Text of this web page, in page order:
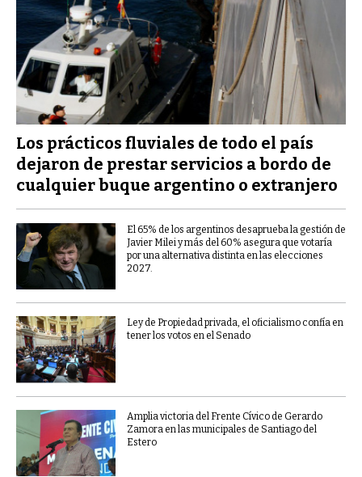
Los prácticos fluviales de todo el país
dejaron de prestar servicios a bordo de
cualquier buque argentino o extranjero
El 65% de los argentinos desaprueba la gestión de
Javier Milei y más del 60% asegura que votaría
por una alternativa distinta en las elecciones
2027.
Ley de Propiedad privada, el oficialismo confía en
tener los votos en el Senado
Amplia victoria del Frente Cívico de Gerardo
Zamora en las municipales de Santiago del
Estero